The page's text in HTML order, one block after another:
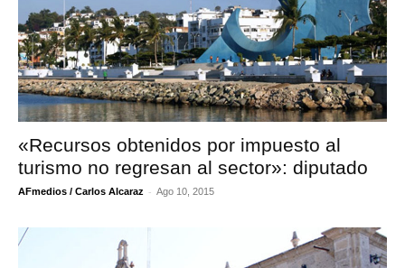
«Recursos obtenidos por impuesto al
turismo no regresan al sector»: diputado
AFmedios / Carlos Alcaraz - Ago 10, 2015